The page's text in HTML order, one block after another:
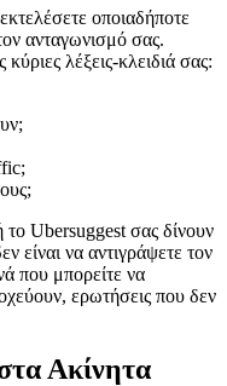
οποιαδήποτε
ανταγωνισμό σας.
λέξεις-κλειδιά σας:
Ubersuggest σας δίνουν
είναι να αντιγράψετε τον
που μπορείτε να
ερωτήσεις που δεν
Ακίνητα